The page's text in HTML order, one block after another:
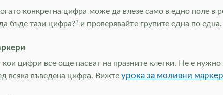
конкретна цифра може да влезе само в едно поле
бъде тази цифра?“ и проверявайте групите една по
цифри все още пасват на празните клетки. Не е нужно
всяка въведена цифра. Вижте урока за моливни